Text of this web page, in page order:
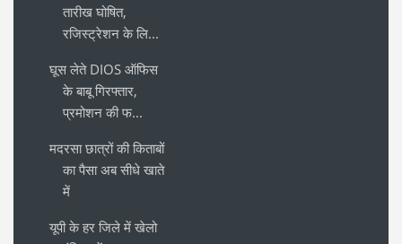
तारीख घोषित,
रजिस्ट्रेशन के लि...
घूस लेते DIOS ऑफिस
के बाबू गिरफ्तार,
प्रमोशन की फ...
मदरसा छात्रों की किताबों
का पैसा अब सीधे खाते
में
यूपी के हर जिले में खेलो